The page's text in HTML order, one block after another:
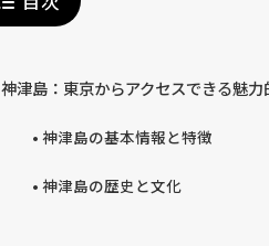
神津島：東京からアクセスできる魅力
神津島の基本情報と特徴
神津島の歴史と文化